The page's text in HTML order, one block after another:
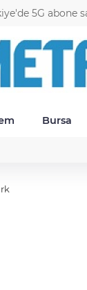
TND
16,2313
Bursa